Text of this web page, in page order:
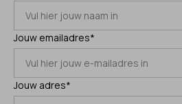
Jouw emailadres*
Jouw adres*